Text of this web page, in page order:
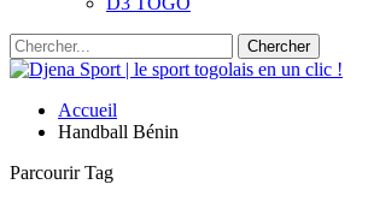
Accueil
Handball Bénin
Parcourir Tag